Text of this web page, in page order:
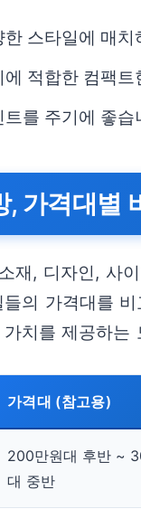
스타일에 매치
적합한 컴팩트
를 주기에 좋습
, 가격대별
재, 디자인, 사
의 가격대를
치를 제공하
가격대 (참고용)
200만원대 후반 ~
대 중반